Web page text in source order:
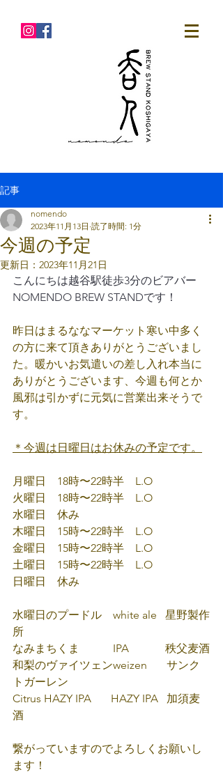
記事
今週の予定
nomendo
2023年11月13日 読了時間: 1分
更新日： 2023年11月21日
こんにちは越谷駅徒歩3分のビアバー
NOMENDO BREW STANDです！
昨日はまるななマーケット寒い中多く
の方に来て頂きありがとうございまし
た。暖かいお気遣いの差し入れ本当に
ありがとうございます、今週も何とか
風邪は引かずに元気に営業出来そうで
す。
＊今週は日曜日はお休みの予定です。
月曜日　18時〜22時半　L.O
火曜日　18時〜22時半　L.O
水曜日　休み
木曜日　15時〜22時半　L.O
金曜日　15時〜22時半　L.O
土曜日　15時〜22時半　L.O
日曜日　休み
水曜日のプードル　white ale   星野製作
所
なみまちくま　　　IPA             秩父麦酒
和梨のヴァイツェンweizen       サンク
トガーレン
Citrus HAZY IPA       HAZY IPA   加須麦
酒
繋がっていますのでよろしくお願いし
ます！